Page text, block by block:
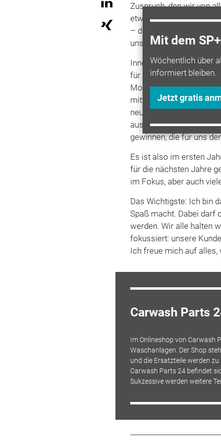
Mit dem
Wöchentlich über
informiert bleiben.
Jetzt gratis
Zuspruch, den wir von
etwas aufbauen
– das ehrt mich sehr.
uns sehr.
Innerhalb dieses einen
für den SB-Markt auf
Motoren jetzt auch die
mittlerweile einige Teile
neuen Partnern
ausbauen. Auch
gewinnen, die für uns
Es ist also im ersten
für die nächsten Jahre
im Fokus, aber auch
Das Wichtigste: Ich bin
Spaß macht. Dabei darf
werden. Wir alle halten
fokussiert: unsere
Ich freue mich auf
Carwash Parts
Im Onlineshop von Carwash
Waschanlagen. Der Shop
und die Ersatzteile werden
Carwash Parts 24 befindet
Sukzessive werden weitere